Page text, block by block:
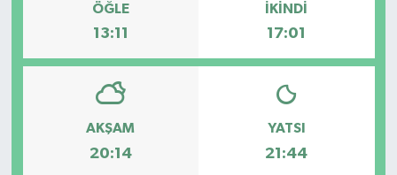
ÖĞLE
13:11
İKINDI
17:01
AKŞAM
20:14
YATSI
21:44